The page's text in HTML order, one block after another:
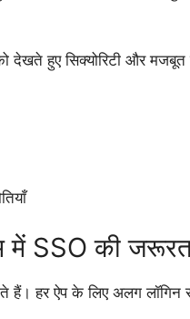
हुए सिक्योरिटी और
में SSO की
हैं। हर ऐप के लिए अलग